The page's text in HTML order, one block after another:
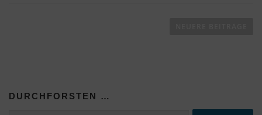
g
DURCHFORSTEN …